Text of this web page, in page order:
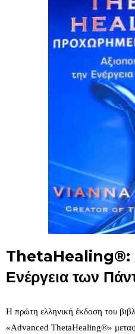
ThetaHealing®:
Ενέργεια των
Η πρώτη ελληνική έκδοση του
«Αdvanced ThetaHealing®»